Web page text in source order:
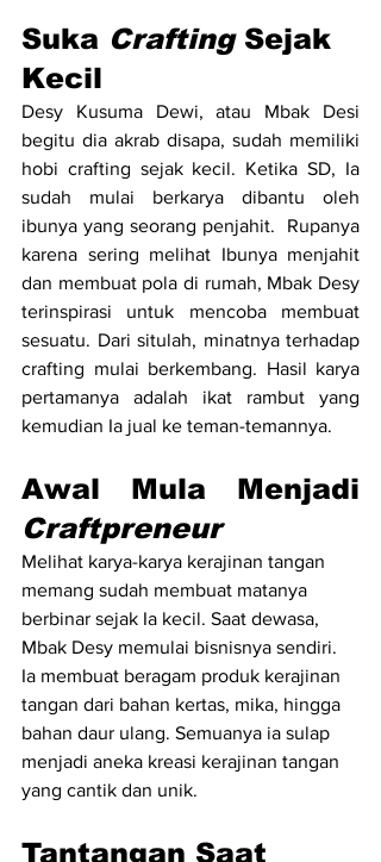
Suka Crafting Sejak
Kecil
Desy Kusuma Dewi, atau Mbak Desi
begitu dia akrab disapa, sudah memiliki
hobi crafting sejak kecil. Ketika SD, Ia
sudah mulai berkarya dibantu oleh
ibunya yang seorang penjahit.  Rupanya
karena sering melihat Ibunya menjahit
dan membuat pola di rumah, Mbak Desy
terinspirasi untuk mencoba membuat
sesuatu. Dari situlah, minatnya terhadap
crafting mulai berkembang. Hasil karya
pertamanya adalah ikat rambut yang
kemudian Ia jual ke teman-temannya.
Craftpreneur
Melihat karya-karya kerajinan tangan
memang sudah membuat matanya
berbinar sejak Ia kecil. Saat dewasa,
Mbak Desy memulai bisnisnya sendiri.
Ia membuat beragam produk kerajinan
tangan dari bahan kertas, mika, hingga
bahan daur ulang. Semuanya ia sulap
menjadi aneka kreasi kerajinan tangan
yang cantik dan unik.
Tantangan Saat